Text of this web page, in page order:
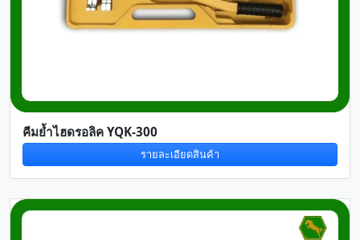
คีมย้ำไฮดรอลิค YQK-300
รายละเอียดสินค้า